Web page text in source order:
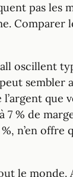
pas les
Comparer
oscillent
% de
n’en offre
le